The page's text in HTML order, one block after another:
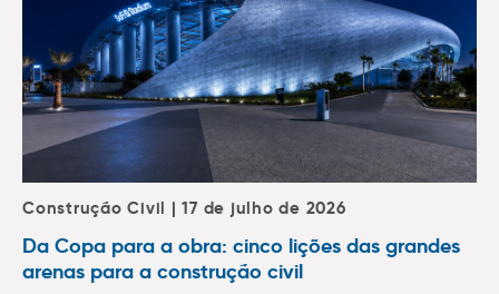
Construção Civil | 17 de julho de 2026
Da Copa para a obra: cinco lições das grandes
arenas para a construção civil